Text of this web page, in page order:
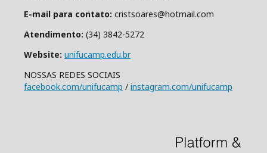
E-mail para contato: cristsoares@hotmail.com
Atendimento: (34) 3842-5272
Website: unifucamp.edu.br
NOSSAS REDES SOCIAIS
facebook.com/unifucamp / instagram.com/unifucamp